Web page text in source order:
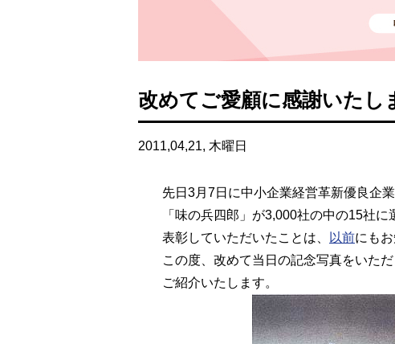
改めてご愛顧に感謝いたし
2011,04,21, 木曜日
先日3月7日に中小企業経営革新優良企
「味の兵四郎」が3,000社の中の15社に
表彰していただいたことは、
以前にも
この度、改めて当日の記念写真をいた
ご紹介いたします。